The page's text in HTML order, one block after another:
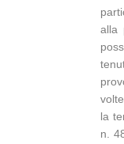
alla
la
n.